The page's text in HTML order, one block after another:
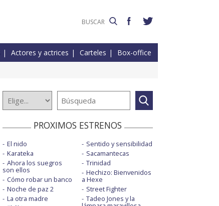
Actores y actrices Carteles Box-office
PROXIMOS ESTRENOS
El nido
Karateka
Ahora los suegros
son ellos
Cómo robar un banco
Noche de paz 2
La otra madre
Sentido y sensibilidad
Sacamantecas
Trinidad
Hechizo: Bienvenidos
a Hexe
Street Fighter
Tadeo Jones y la